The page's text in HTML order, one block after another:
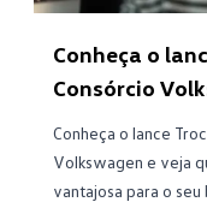
Conheça o
Consórcio
Conheça o lance
Volkswagen e veja
vantajosa para o seu